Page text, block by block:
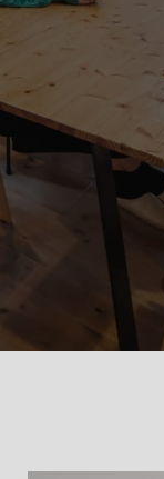
プライバシ
賃貸管理サイ
会社に関する
お問い合わせ